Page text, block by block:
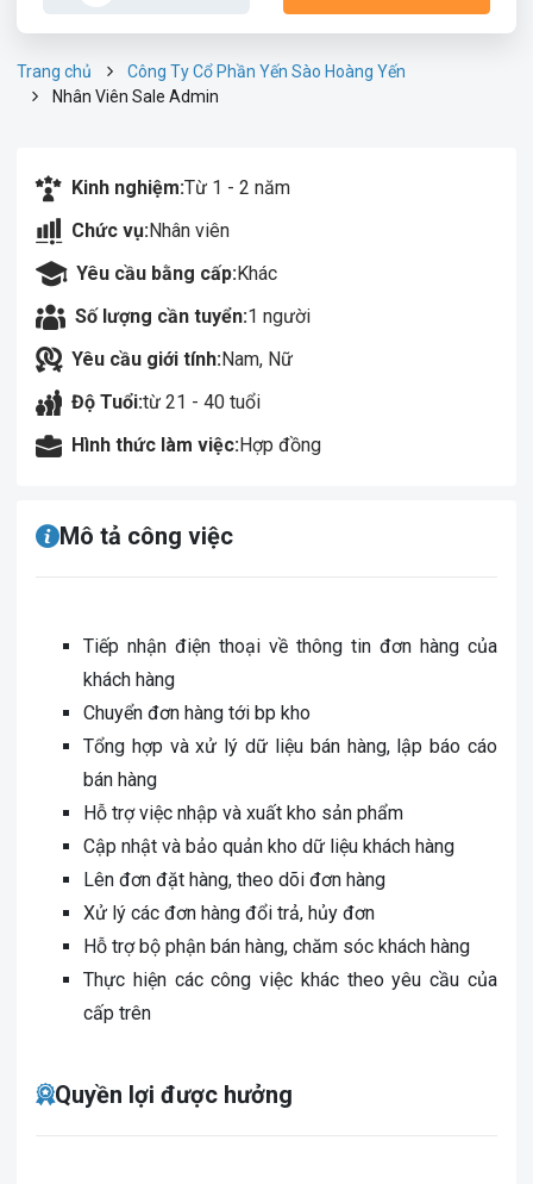
Trang chủ
Công Ty Cổ Phần Yến Sào Hoàng Yến
Nhân Viên Sale Admin
Kinh nghiệm:Từ 1 - 2 năm
Chức vụ:Nhân viên
Yêu cầu bằng cấp:Khác
Số lượng cần tuyển:1 người
Yêu cầu giới tính:Nam, Nữ
Độ Tuổi:từ 21 - 40 tuổi
Hình thức làm việc:Hợp đồng
Mô tả công việc
Tiếp nhận điện thoại về thông tin đơn hàng của
khách hàng
Chuyển đơn hàng tới bp kho
Tổng hợp và xử lý dữ liệu bán hàng, lập báo cáo
bán hàng
Hỗ trợ việc nhập và xuất kho sản phẩm
Cập nhật và bảo quản kho dữ liệu khách hàng
Lên đơn đặt hàng, theo dõi đơn hàng
Xử lý các đơn hàng đổi trả, hủy đơn
Hỗ trợ bộ phận bán hàng, chăm sóc khách hàng
Thực hiện các công việc khác theo yêu cầu của
cấp trên
Quyền lợi được hưởng